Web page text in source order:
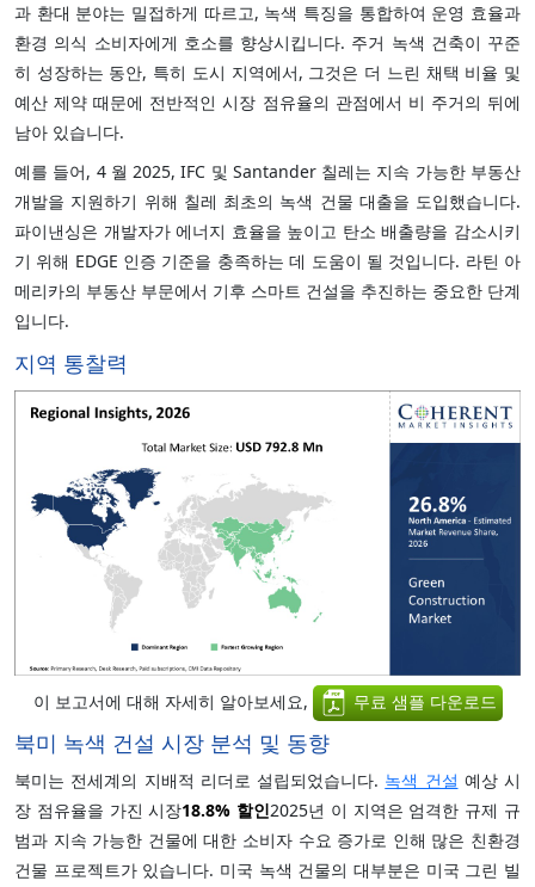
과 환대 분야는 밀접하게 따르고, 녹색 특징을 통합하여 운영 효율과
환경 의식 소비자에게 호소를 향상시킵니다. 주거 녹색 건축이 꾸준
히 성장하는 동안, 특히 도시 지역에서, 그것은 더 느린 채택 비율 및
예산 제약 때문에 전반적인 시장 점유율의 관점에서 비 주거의 뒤에
남아 있습니다.
예를 들어, 4 월 2025, IFC 및 Santander 칠레는 지속 가능한 부동산
개발을 지원하기 위해 칠레 최초의 녹색 건물 대출을 도입했습니다.
파이낸싱은 개발자가 에너지 효율을 높이고 탄소 배출량을 감소시키
기 위해 EDGE 인증 기준을 충족하는 데 도움이 될 것입니다. 라틴 아
메리카의 부동산 부문에서 기후 스마트 건설을 추진하는 중요한 단계
입니다.
지역 통찰력
이 보고서에 대해 자세히 알아보세요, 무료 샘플 다운로드
북미 녹색 건설 시장 분석 및 동향
북미는 전세계의 지배적 리더로 설립되었습니다. 녹색 건설 예상 시
장 점유율을 가진 시장18.8% 할인2025년 이 지역은 엄격한 규제 규
범과 지속 가능한 건물에 대한 소비자 수요 증가로 인해 많은 친환경
건물 프로젝트가 있습니다. 미국 녹색 건물의 대부분은 미국 그린 빌